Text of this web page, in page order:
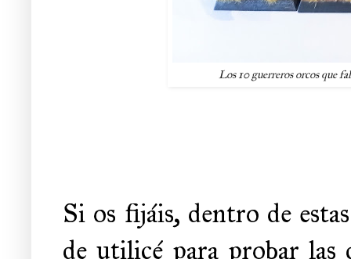
Los 10 guerreros orcos que
Si os fijáis, dentro de
de utilicé para probar las